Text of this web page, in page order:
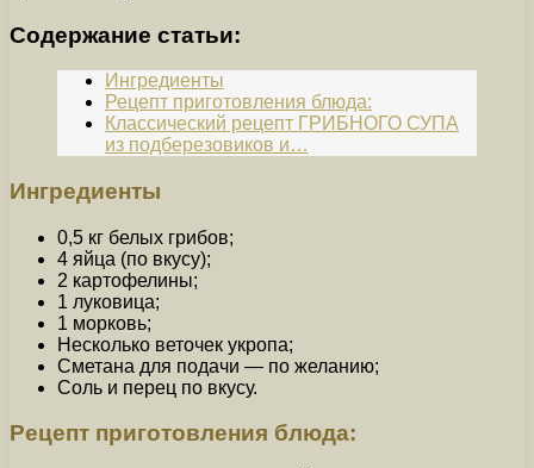
Содержание статьи:
Ингредиенты
Рецепт приготовления блюда:
Классический рецепт ГРИБНОГО СУПА
из подберезовиков и…
Ингредиенты
0,5 кг белых грибов;
4 яйца (по вкусу);
2 картофелины;
1 луковица;
1 морковь;
Несколько веточек укропа;
Сметана для подачи — по желанию;
Соль и перец по вкусу.
Рецепт приготовления блюда: